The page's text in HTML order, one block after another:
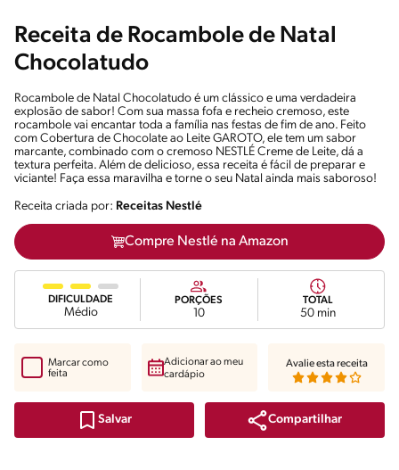
Receita de Rocambole de Natal
Chocolatudo
Rocambole de Natal Chocolatudo é um clássico e uma verdadeira
explosão de sabor! Com sua massa fofa e recheio cremoso, este
rocambole vai encantar toda a família nas festas de fim de ano. Feito
com Cobertura de Chocolate ao Leite GAROTO, ele tem um sabor
marcante, combinado com o cremoso NESTLÉ Creme de Leite, dá a
textura perfeita. Além de delicioso, essa receita é fácil de preparar e
viciante! Faça essa maravilha e torne o seu Natal ainda mais saboroso!
Receita criada por: Receitas Nestlé
Compre Nestlé na Amazon
DIFICULDADE
Médio
PORÇÕES
10
TOTAL
50 min
Salvar Compartilhar
Marcar como
feita
Adicionar ao meu
cardápio
Avalie esta receita